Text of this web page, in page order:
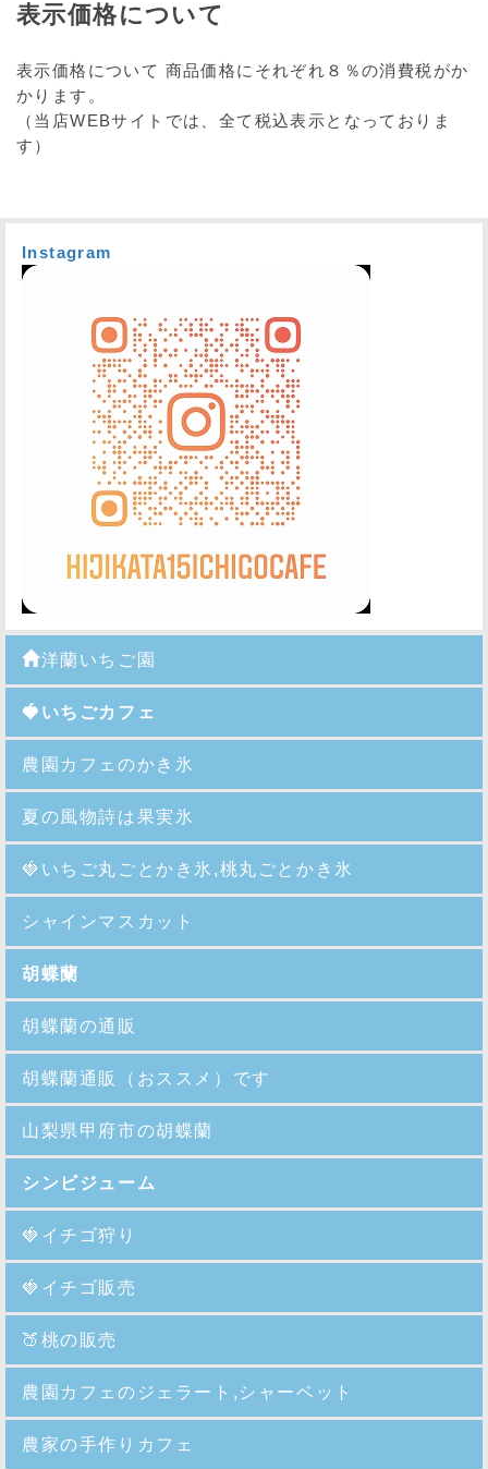
表示価格について
表示価格について 商品価格にそれぞれ８％の消費税がか
かります。
（当店WEBサイトでは、全て税込表示となっておりま
す）
Instagram
洋蘭いちご園
🍓いちごカフェ
農園カフェのかき氷
夏の風物詩は果実氷
🍓 いちご丸ごとかき氷,桃丸ごとかき氷
シャインマスカット
胡蝶蘭
胡蝶蘭の通販
胡蝶蘭通販（おススメ）です
山梨県甲府市の胡蝶蘭
シンビジューム
🍓イチゴ狩り
🍓イチゴ販売
🍑 桃の販売
農園カフェのジェラート,シャーベット
農家の手作りカフェ